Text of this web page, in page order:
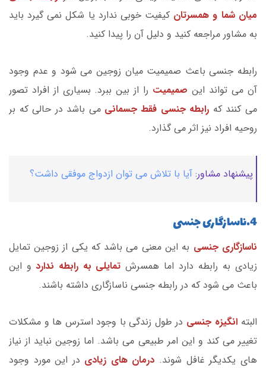
میان شما و همسرتان کیفیت خوبی ندارد یا شکل نمی گیرد باید
به مشاور مراجعه کنید و دلیل آن را پیدا کنید.
رابطه جنسی باعث صمیمیت میان زوجین می شود و عدم وجود
آن می تواند این صمیمیت را از بین ببرد. بسیاری از افراد تصور
می کنند که رابطه جنسی فقط جسمانی می باشد در حالی که بر
روحیه افراد نیز اثر می گذارد.
پیشنهاد مشاور: آیا با تلاش می توان ازدواج موفقی داشت؟
4.ناسازگاری جنسی
ناسازگاری جنسی به این معنی می باشد که یکی از زوجین تمایل
زیادی به رابطه دارد اما همسرش تمایلی به رابطه ندارد و این
باعث می شود که در رابطه جنسی ناسازگاری داشته باشند.
البته انگیزه جنسی در طول زندگی با وجود استرس ها و مشکلات
تغییر می کند و این امر طبیعی می باشد. اما زوجین نباید از نیاز
های یکدیگر غافل شوند. درمان های زیادی در این مورد وجود